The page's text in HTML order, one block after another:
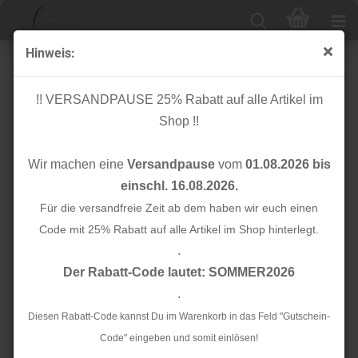
Hinweis:
!! VERSANDPAUSE 25% Rabatt auf alle Artikel im
Shop !!
Wir machen eine Versandpausevom 01.08.2026 bis
einschl. 16.08.2026.
Für die versandfreie Zeit ab dem haben wir euch einen
Code mit 25% Rabatt auf alle Artikel im Shop hinterlegt.
.
Der Rabatt-Code lautet: SOMMER2026
.
Diesen Rabatt-Code kannst Du im Warenkorb in das Feld "Gutschein-
Code" eingeben und somit einlösen!
Falzgummi - elastisch - 20mm - hellblau Glitzer silber